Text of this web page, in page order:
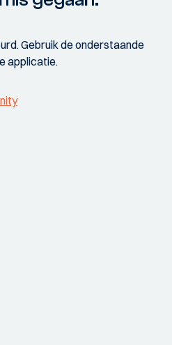
Gebruik de onderstaande
applicatie.